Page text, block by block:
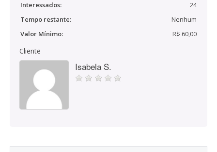
Interessados:
24
Tempo restante:
Nenhum
Valor Mínimo:
R$ 60,00
Cliente
Isabela S.